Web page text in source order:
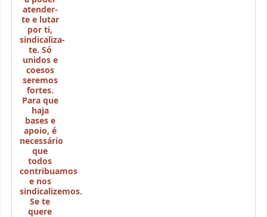
atender-
te e lutar
por ti,
sindicaliza-
te. Só
unidos e
coesos
seremos
fortes.
Para que
haja
bases e
apoio, é
necessário
que
todos
contribuamos
e nos
sindicalizemos.
Se te
quere